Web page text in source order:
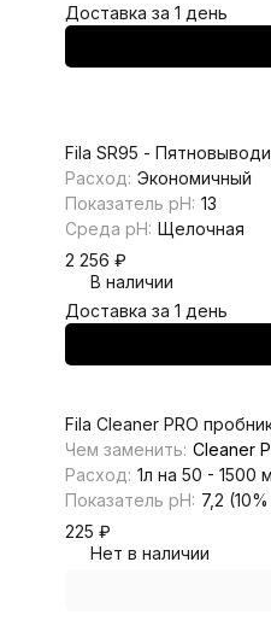
Доставка за 1 день
Fila SR95 -
Расход: Экономичный
Показатель pH: 13
Среда pH: Щелочная
2 256 ₽
В наличии
Доставка за 1 день
Fila Cleaner PRO
Чем заменить: Cleaner
Расход: 1л на 50 - 1500
Показатель pH: 7,2
225 ₽
Нет в наличии